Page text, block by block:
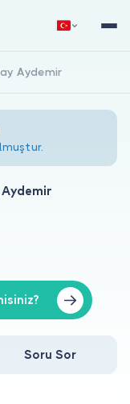
Giriş Yap
Aydemir
Aydemir
Soru Sor